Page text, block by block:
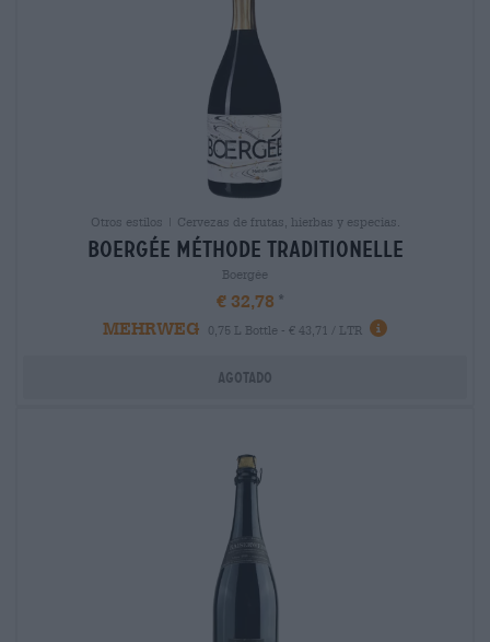
Otros estilos | Cervezas de frutas, hierbas y especias.
boergÉe méthode traditionelle
Boergée
€ 32,78
MEHRWEG
0,75 L Bottle - € 43,71 / LTR
Agotado